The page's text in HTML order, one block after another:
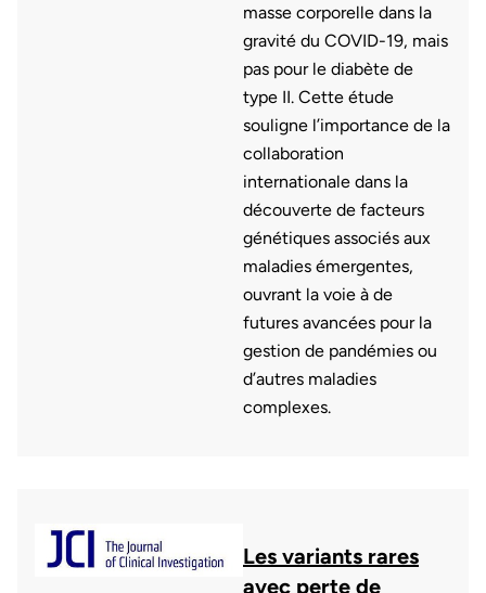
masse corporelle dans la
gravité du COVID-19, mais
pas pour le diabète de
type II. Cette étude
souligne l’importance de la
collaboration
internationale dans la
découverte de facteurs
génétiques associés aux
maladies émergentes,
ouvrant la voie à de
futures avancées pour la
gestion de pandémies ou
d’autres maladies
complexes.
Les variants rares
avec perte de